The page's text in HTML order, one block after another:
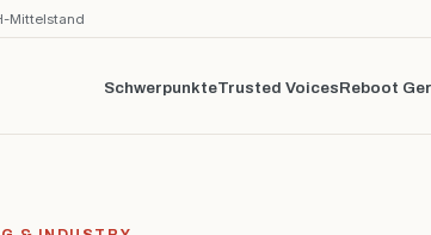
Mittelstand
SchwerpunkteTrusted VoicesReboot